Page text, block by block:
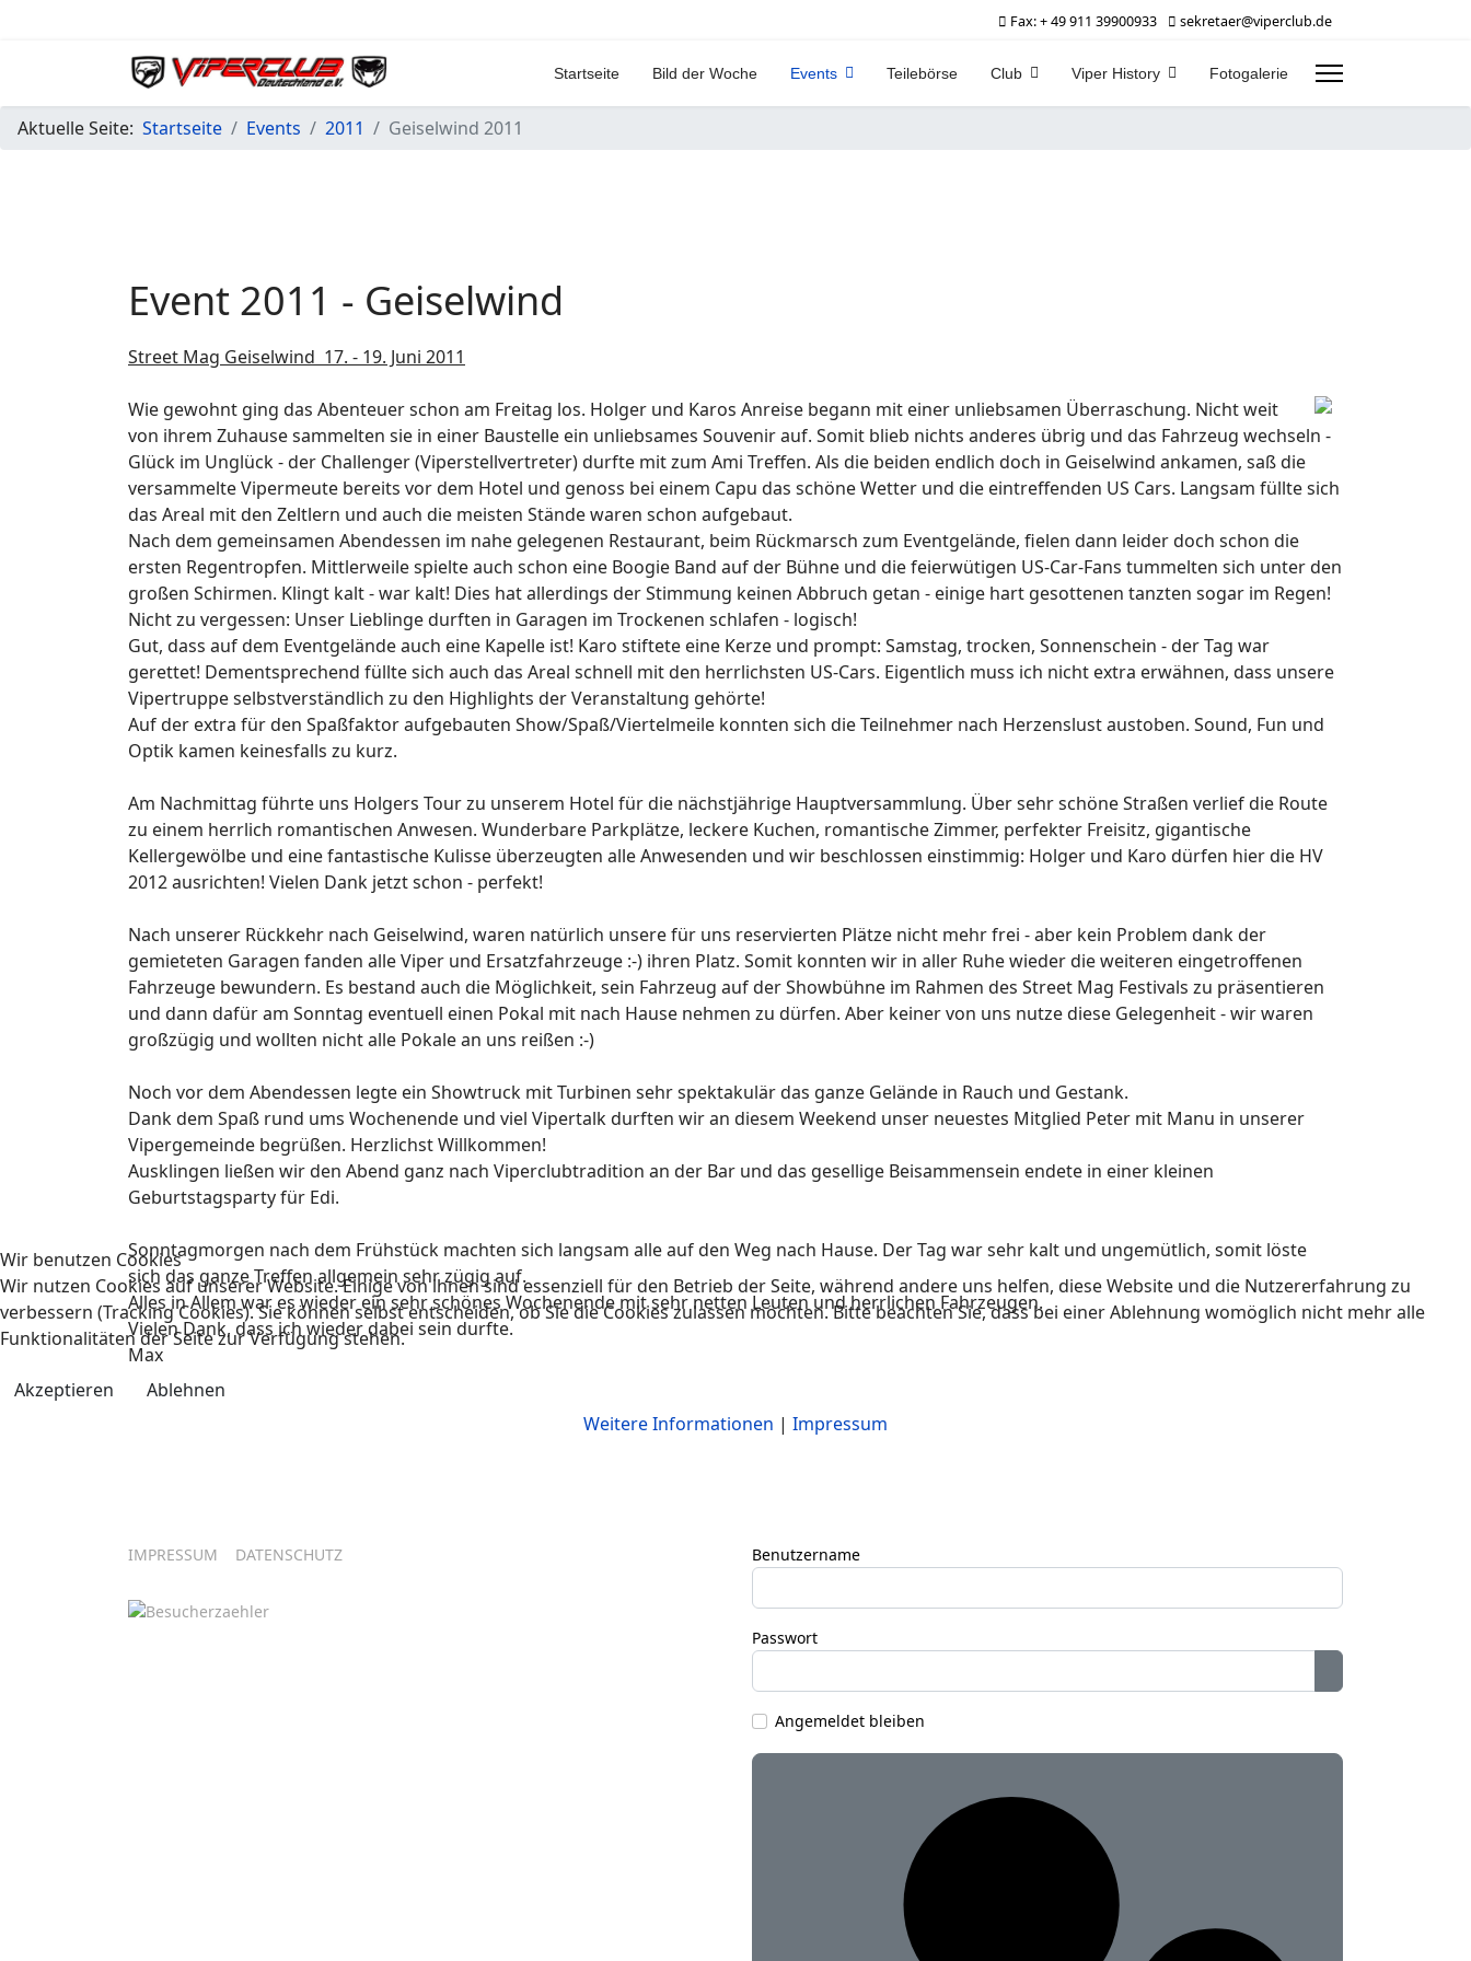
Fax: + 49 911 39900933 sekretaer@viperclub.de
Startseite Bild der Woche Events Teilebörse Club Viper History Fotogalerie
Aktuelle Seite: Startseite Events 2011 Geiselwind 2011
Event 2011 - Geiselwind
Street Mag Geiselwind 17. - 19. Juni 2011
Wie gewohnt ging das Abenteuer schon am Freitag los. Holger und Karos Anreise begann mit einer unliebsamen Überraschung. Nicht weit
von ihrem Zuhause sammelten sie in einer Baustelle ein unliebsames Souvenir auf. Somit blieb nichts anderes übrig und das Fahrzeug wechseln -
Glück im Unglück - der Challenger (Viperstellvertreter) durfte mit zum Ami Treffen. Als die beiden endlich doch in Geiselwind ankamen, saß die
versammelte Vipermeute bereits vor dem Hotel und genoss bei einem Capu das schöne Wetter und die eintreffenden US Cars. Langsam füllte sich
das Areal mit den Zeltlern und auch die meisten Stände waren schon aufgebaut.
Nach dem gemeinsamen Abendessen im nahe gelegenen Restaurant, beim Rückmarsch zum Eventgelände, fielen dann leider doch schon die
ersten Regentropfen. Mittlerweile spielte auch schon eine Boogie Band auf der Bühne und die feierwütigen US-Car-Fans tummelten sich unter den
großen Schirmen. Klingt kalt - war kalt! Dies hat allerdings der Stimmung keinen Abbruch getan - einige hart gesottenen tanzten sogar im Regen!
Nicht zu vergessen: Unser Lieblinge durften in Garagen im Trockenen schlafen - logisch!
Gut, dass auf dem Eventgelände auch eine Kapelle ist! Karo stiftete eine Kerze und prompt: Samstag, trocken, Sonnenschein - der Tag war
gerettet! Dementsprechend füllte sich auch das Areal schnell mit den herrlichsten US-Cars. Eigentlich muss ich nicht extra erwähnen, dass unsere
Vipertruppe selbstverständlich zu den Highlights der Veranstaltung gehörte!
Auf der extra für den Spaßfaktor aufgebauten Show/Spaß/Viertelmeile konnten sich die Teilnehmer nach Herzenslust austoben. Sound, Fun und
Optik kamen keinesfalls zu kurz.
Am Nachmittag führte uns Holgers Tour zu unserem Hotel für die nächstjährige Hauptversammlung. Über sehr schöne Straßen verlief die Route
zu einem herrlich romantischen Anwesen. Wunderbare Parkplätze, leckere Kuchen, romantische Zimmer, perfekter Freisitz, gigantische
Kellergewölbe und eine fantastische Kulisse überzeugten alle Anwesenden und wir beschlossen einstimmig: Holger und Karo dürfen hier die HV
2012 ausrichten! Vielen Dank jetzt schon - perfekt!
Nach unserer Rückkehr nach Geiselwind, waren natürlich unsere für uns reservierten Plätze nicht mehr frei - aber kein Problem dank der
gemieteten Garagen fanden alle Viper und Ersatzfahrzeuge :-) ihren Platz. Somit konnten wir in aller Ruhe wieder die weiteren eingetroffenen
Fahrzeuge bewundern. Es bestand auch die Möglichkeit, sein Fahrzeug auf der Showbühne im Rahmen des Street Mag Festivals zu präsentieren
und dann dafür am Sonntag eventuell einen Pokal mit nach Hause nehmen zu dürfen. Aber keiner von uns nutze diese Gelegenheit - wir waren
großzügig und wollten nicht alle Pokale an uns reißen :-)
Noch vor dem Abendessen legte ein Showtruck mit Turbinen sehr spektakulär das ganze Gelände in Rauch und Gestank.
Dank dem Spaß rund ums Wochenende und viel Vipertalk durften wir an diesem Weekend unser neuestes Mitglied Peter mit Manu in unserer
Vipergemeinde begrüßen. Herzlichst Willkommen!
Ausklingen ließen wir den Abend ganz nach Viperclubtradition an der Bar und das gesellige Beisammensein endete in einer kleinen
Geburtstagsparty für Edi.
Sonntagmorgen nach dem Frühstück machten sich langsam alle auf den Weg nach Hause. Der Tag war sehr kalt und ungemütlich, somit löste
sich das ganze Treffen allgemein sehr zügig auf.
Alles in Allem war es wieder ein sehr schönes Wochenende mit sehr netten Leuten und herrlichen Fahrzeugen.
Vielen Dank, dass ich wieder dabei sein durfte.
Max
IMPRESSUM DATENSCHUTZ Benutzername
Passwort
Passwort
Angemeldet bleiben
Wir benutzen Cookies
Wir nutzen Cookies auf unserer Website. Einige von ihnen sind essenziell für den Betrieb der Seite, während andere uns helfen, diese Website und die Nutzererfahrung zu
verbessern (Tracking Cookies). Sie können selbst entscheiden, ob Sie die Cookies zulassen möchten. Bitte beachten Sie, dass bei einer Ablehnung womöglich nicht mehr alle
Funktionalitäten der Seite zur Verfügung stehen.
Akzeptieren
Ablehnen
Weitere Informationen | Impressum